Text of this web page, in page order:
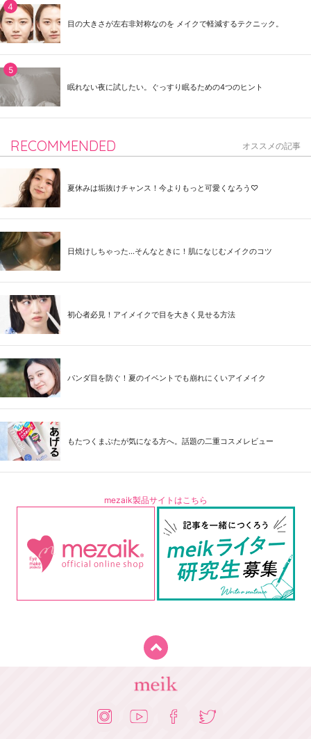
目の大きさが左右非対称なのを メイクで軽減するテクニック。
眠れない夜に試したい。ぐっすり眠るための4つのヒント
RECOMMENDED オススメの記事
夏休みは垢抜けチャンス！今よりもっと可愛くなろう♡
日焼けしちゃった...そんなときに！肌になじむメイクのコツ
初心者必見！アイメイクで目を大きく見せる方法
パンダ目を防ぐ！夏のイベントでも崩れにくいアイメイク
もたつくまぶたが気になる方へ。話題の二重コスメレビュー
mezaik製品サイトはこちら